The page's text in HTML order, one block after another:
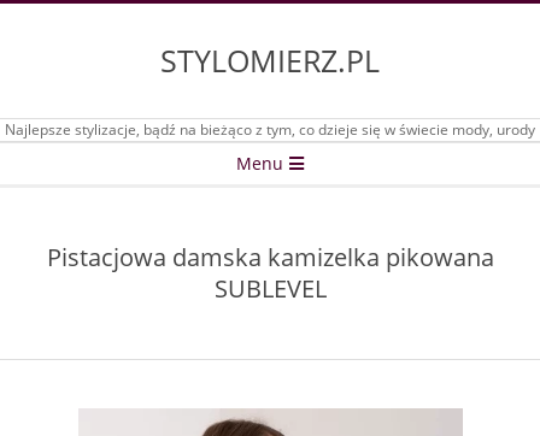
STYLOMIERZ.PL
Najlepsze stylizacje, bądź na bieżąco z tym, co dzieje się w świecie mody, urody
Menu
Pistacjowa damska kamizelka pikowana
SUBLEVEL